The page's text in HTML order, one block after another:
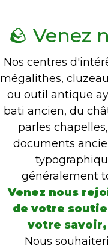
🪨 Venez
Nos centres
mégalithes,
ou outil antique
bati ancien, du
parles
documents
généralement
Venez nous
de votre
votre
Nous